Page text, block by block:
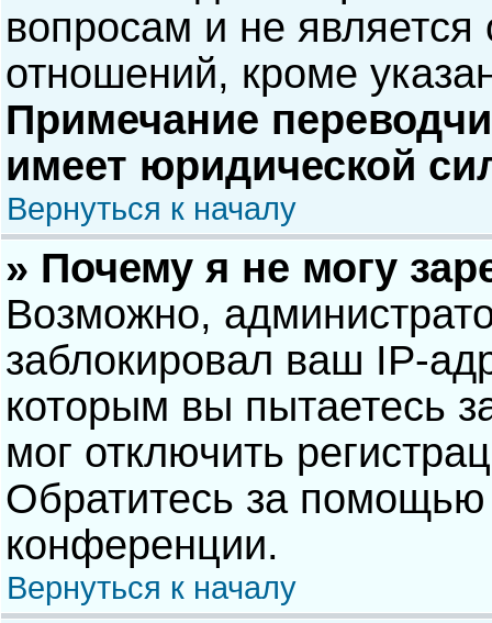
вопросам и не
отношений, кроме
Примечание
имеет юридической
Вернуться к началу
» Почему я не могу
Возможно,
заблокировал ваш IP-
которым вы пытаетесь
мог отключить
Обратитесь за помощью
конференции.
Вернуться к началу